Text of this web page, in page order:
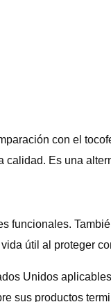
con el
Es una
funcionales.
útil al proteger
Unidos
sus productos